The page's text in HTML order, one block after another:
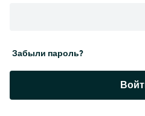
Забыли пароль?